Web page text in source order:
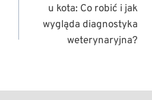
u kota: Co robić i jak
wygląda diagnostyka
weterynaryjna?